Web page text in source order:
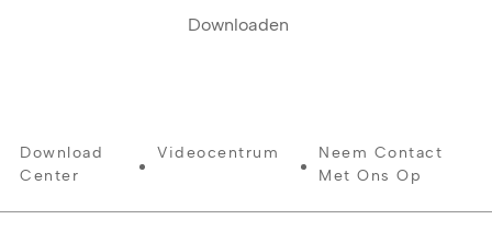
Downloaden
Download
Center
Videocentrum
Neem Contact
Met Ons Op